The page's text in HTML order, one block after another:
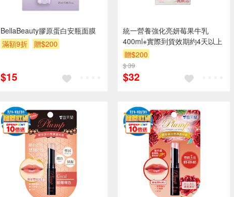
BellaBeauty膠原蛋白安瓶面膜
滿額9折
贈$200
$15
統一營養強化亮妍莓果牛乳
400ml※實際到貨效期約4天以上
贈$200
$ 39
$32